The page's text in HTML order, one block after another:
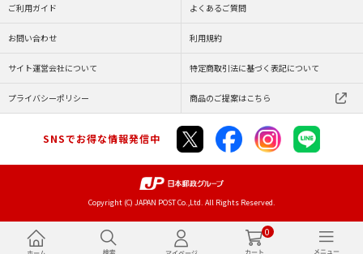
0
ご利用ガイド よくあるご質問
お問い合わせ 利用規約
サイト運営会社について 特定商取引法に基づく表記について
プライバシーポリシー 商品のご提案はこちら
SNSでお得な情報発信中
Copyright (C) JAPAN POST Co.,Ltd. All Rights Reserved.